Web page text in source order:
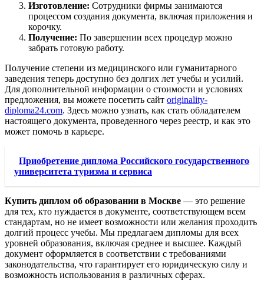
Изготовление: Сотрудники фирмы занимаются
процессом создания документа, включая приложения и
корочку.
Получение: По завершении всех процедур можно
забрать готовую работу.
Получение степени из медицинского или гуманитарного
заведения теперь доступно без долгих лет учебы и усилий.
Для дополнительной информации о стоимости и условиях
предложения, вы можете посетить сайт originality-
diploma24.com. Здесь можно узнать, как стать обладателем
настоящего документа, проведенного через реестр, и как это
может помочь в карьере.
Приобретение диплома Российского государственного
университета туризма и сервиса
Купить диплом об образовании в Москве — это решение
для тех, кто нуждается в документе, соответствующем всем
стандартам, но не имеет возможности или желания проходить
долгий процесс учебы. Мы предлагаем дипломы для всех
уровней образования, включая среднее и высшее. Каждый
документ оформляется в соответствии с требованиями
законодательства, что гарантирует его юридическую силу и
возможность использования в различных сферах.